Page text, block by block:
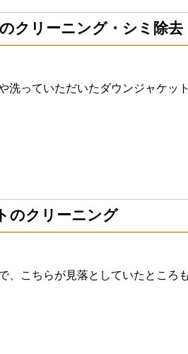
クリーニング・シミ除去
っていただいたダウンジャケッ
のクリーニング
こちらが見落としていたところ